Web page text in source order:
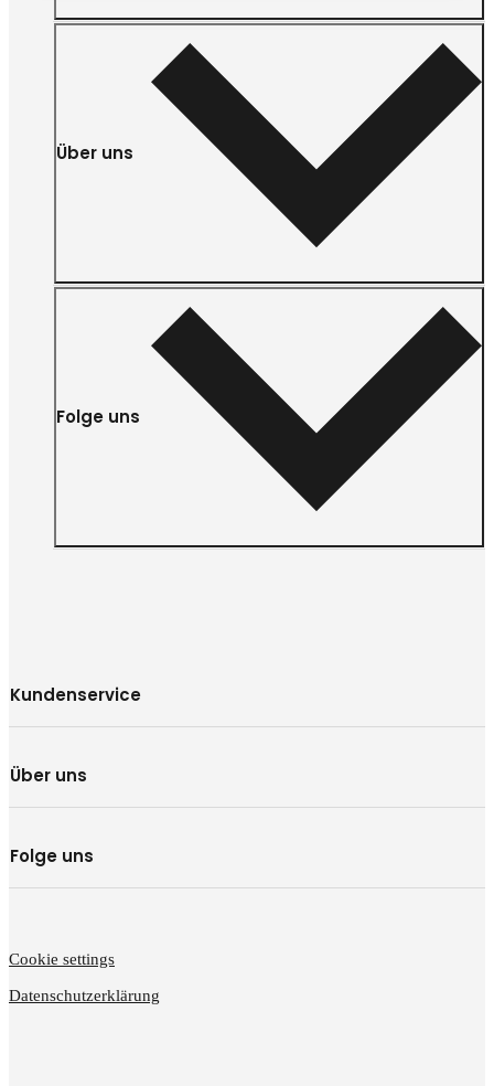
Über uns
Folge uns
Kundenservice
Über uns
Folge uns
Cookie settings
Datenschutzerklärung